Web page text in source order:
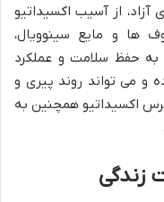
از آسیب اکسیداتیو
ها و مایع سینوویال،
به حفظ سلامت و عملکرد
و می تواند روند پیری و
اکسیداتیو همچنین به
زندگی